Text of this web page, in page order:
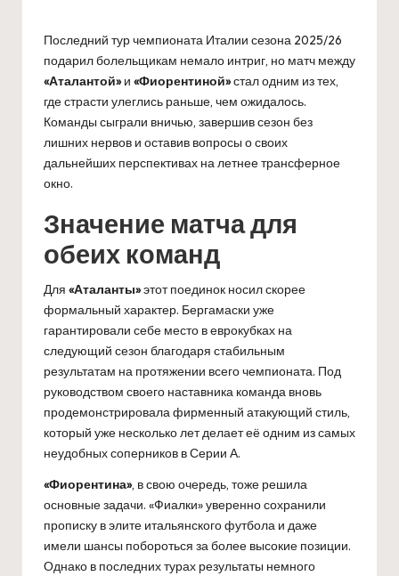
Последний тур чемпионата Италии сезона 2025/26
подарил болельщикам немало интриг, но матч между
«Аталантой»и «Фиорентиной»стал одним из тех,
где страсти улеглись раньше, чем ожидалось.
Команды сыграли вничью, завершив сезон без
лишних нервов и оставив вопросы о своих
дальнейших перспективах на летнее трансферное
окно.
Значение матча для
обеих команд
Для «Аталанты»этот поединок носил скорее
формальный характер. Бергамаски уже
гарантировали себе место в еврокубках на
следующий сезон благодаря стабильным
результатам на протяжении всего чемпионата. Под
руководством своего наставника команда вновь
продемонстрировала фирменный атакующий стиль,
который уже несколько лет делает её одним из самых
неудобных соперников в Серии А.
«Фиорентина», в свою очередь, тоже решила
основные задачи. «Фиалки» уверенно сохранили
прописку в элите итальянского футбола и даже
имели шансы побороться за более высокие позиции.
Однако в последних турах результаты немного